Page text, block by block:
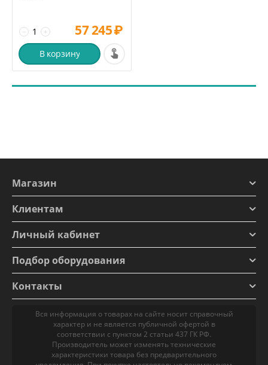
+
− 57 245₽
В корзину
Магазин
Клиентам
Личный кабинет
Подбор оборудования
Контакты
Вся информация о товарах на сайте носит справочный
характер и не является публичной офертой в
соответствии с пунктом 2 статьи 437 ГК РФ.
Производитель может изменять технические
характеристики товара без предварительного